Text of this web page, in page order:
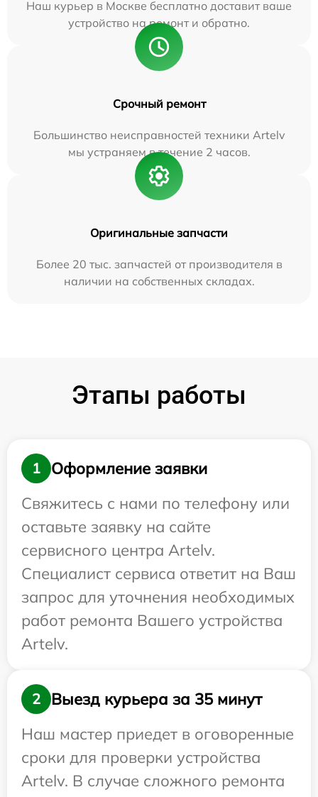
Наш курьер в Москве бесплатно доставит ваше
устройство на ремонт и обратно.
Срочный ремонт
Большинство неисправностей техники Artelv
мы устраняем в течение 2 часов.
Оригинальные запчасти
Более 20 тыс. запчастей от производителя в
наличии на собственных складах.
Этапы работы
1
Оформление заявки
Свяжитесь с нами по телефону или
оставьте заявку на сайте
сервисного центра Artelv.
Специалист сервиса ответит на Ваш
запрос для уточнения необходимых
работ ремонта Вашего устройства
Artelv.
2
Выезд курьера за 35 минут
Наш мастер приедет в оговоренные
сроки для проверки устройства
Artelv. В случае сложного ремонта